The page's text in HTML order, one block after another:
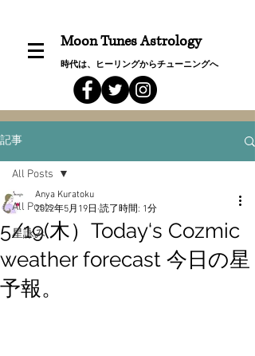
Moon Tunes Astrology
時代は、ヒーリングからチューニングへ
記事
All Posts
星詠み
All Posts
5/19(木）Today‘s Cozmic
weather forecast 今日の星
予報。
Anya Kuratoku
2022年5月19日 読了時間: 1分